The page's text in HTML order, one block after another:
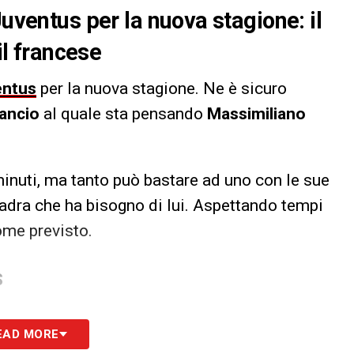
per la nuova stagione: il
francese
per la nuova stagione. Ne è sicuro
al quale sta pensando Massimiliano
ma tanto può bastare ad uno con le sue
che ha bisogno di lui. Aspettando tempi
previsto.
MORE